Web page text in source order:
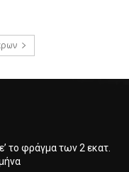
το φράγμα των 2 εκατ.